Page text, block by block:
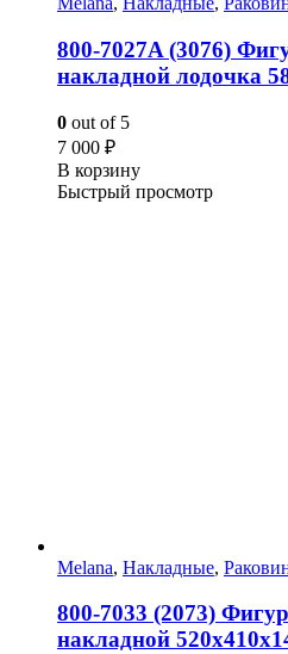
800-7027A (3076)
накладной лодочка
0 out of 5
7 000 ₽
В корзину
Быстрый просмотр
Melana, Накладные,
800-7033 (2073)
накладной